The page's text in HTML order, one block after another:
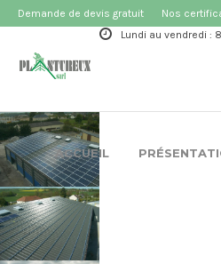
Demande de devis gratuit Nos
Lundi au vendredi :
ACCUEIL